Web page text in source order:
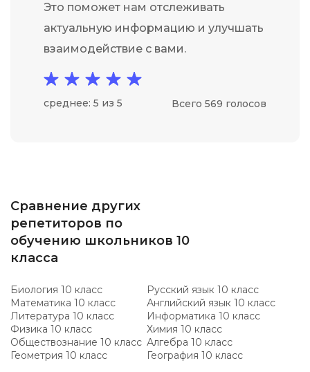
Это поможет нам отслеживать
актуальную информацию и улучшать
взаимодействие с вами.
среднее: 5 из 5 Всего 569 голосов
Сравнение других
репетиторов по
обучению школьников 10
класса
Биология 10 класс
Русский язык 10 класс
Математика 10 класс
Английский язык 10 класс
Литература 10 класс
Информатика 10 класс
Физика 10 класс
Химия 10 класс
Обществознание 10 класс Алгебра 10 класс
Геометрия 10 класс
География 10 класс